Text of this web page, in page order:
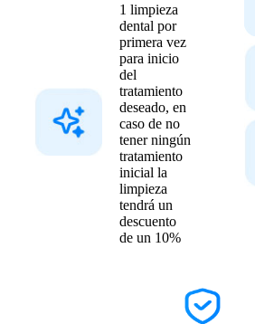
1 limpieza
dental por
primera vez
para inicio
del
tratamiento
deseado, en
caso de no
tener ningún
tratamiento
inicial la
limpieza
tendrá un
descuento
de un 10%